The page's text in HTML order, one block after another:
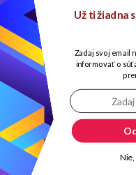
Už ti žiadna
Zadaj svoj email
informovať o